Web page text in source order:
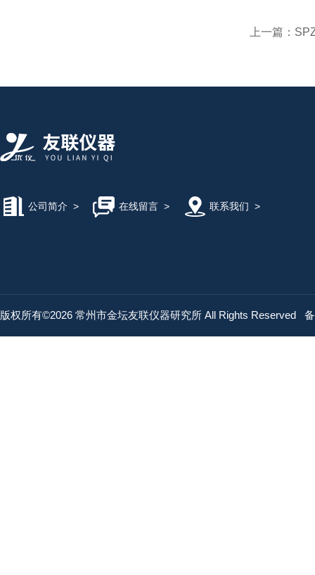
上一篇：
公司简介 > 在线留言> 联系我们 >
版权所有©2026 常州市金坛友联仪器研究所 All Rights Reserved